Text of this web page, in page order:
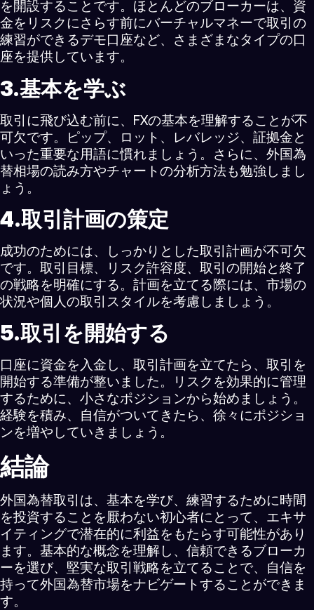
を開設することです。ほとんどのブローカーは、資
金をリスクにさらす前にバーチャルマネーで取引の
練習ができるデモ口座など、さまざまなタイプの口
座を提供しています。
3.基本を学ぶ
取引に飛び込む前に、FXの基本を理解することが不
可欠です。ピップ、ロット、レバレッジ、証拠金と
いった重要な用語に慣れましょう。さらに、外国為
替相場の読み方やチャートの分析方法も勉強しまし
ょう。
4.取引計画の策定
成功のためには、しっかりとした取引計画が不可欠
です。取引目標、リスク許容度、取引の開始と終了
の戦略を明確にする。計画を立てる際には、市場の
状況や個人の取引スタイルを考慮しましょう。
5.取引を開始する
口座に資金を入金し、取引計画を立てたら、取引を
開始する準備が整いました。リスクを効果的に管理
するために、小さなポジションから始めましょう。
経験を積み、自信がついてきたら、徐々にポジショ
ンを増やしていきましょう。
結論
外国為替取引は、基本を学び、練習するために時間
を投資することを厭わない初心者にとって、エキサ
イティングで潜在的に利益をもたらす可能性があり
ます。基本的な概念を理解し、信頼できるブローカ
ーを選び、堅実な取引戦略を立てることで、自信を
持って外国為替市場をナビゲートすることができま
す。